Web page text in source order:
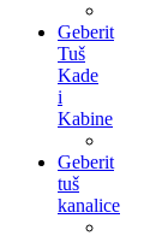
Geberit
Tuš
Kade
i
Kabine
Geberit
tuš
kanalice